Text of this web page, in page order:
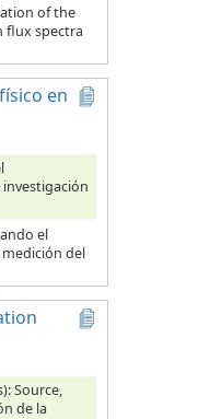
of the
flux spectra
en
el
del
Source,
de la